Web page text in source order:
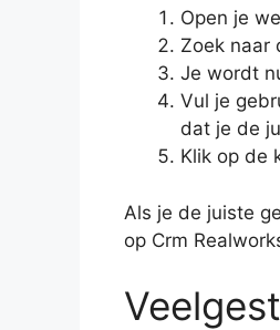
Open je
Zoek naar
Je wordt
Vul je
dat je de
Klik op de
Als je de juiste
op Crm